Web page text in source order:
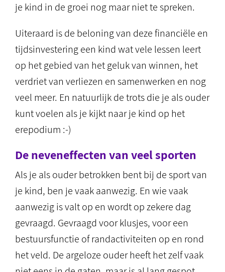
je kind in de groei nog maar niet te spreken.
Uiteraard is de beloning van deze financiële en
tijdsinvestering een kind wat vele lessen leert
op het gebied van het geluk van winnen, het
verdriet van verliezen en samenwerken en nog
veel meer. En natuurlijk de trots die je als ouder
kunt voelen als je kijkt naar je kind op het
erepodium :-)
De neveneffecten van veel sporten
Als je als ouder betrokken bent bij de sport van
je kind, ben je vaak aanwezig. En wie vaak
aanwezig is valt op en wordt op zekere dag
gevraagd. Gevraagd voor klusjes, voor een
bestuursfunctie of randactiviteiten op en rond
het veld. De argeloze ouder heeft het zelf vaak